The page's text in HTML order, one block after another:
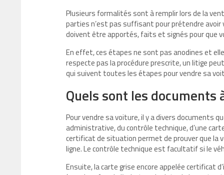
Plusieurs formalités sont à remplir lors de la
parties n’est pas suffisant pour prétendre
doivent être apportés, faits et signés pour que
En effet, ces étapes ne sont pas anodines et
respecte pas la procédure prescrite, un litige
qui suivent toutes les étapes pour vendre sa
Quels sont les
Pour vendre sa voiture, il y a divers documents
administrative, du contrôle technique, d’une
certificat de situation permet de prouver que
ligne. Le contrôle technique est facultatif si le
Ensuite, la carte grise encore appelée certificat